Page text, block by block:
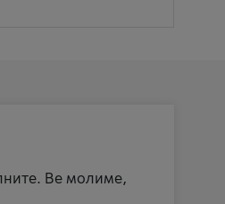
Ве молиме,